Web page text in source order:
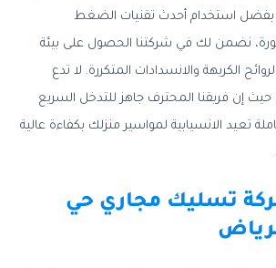
بفضل استخدام أحدث تقنيات الضغط
نضمن لك في شركتنا الحصول على بيئة
الكريهة والانسدادات المتكررة. لا تدع
حيث إن فريقنا المحترف جاهز للتدخل السريع
تعيد الانسيابية لمواسير منزلك بكفاءة عالية
تسليك مجاري حي